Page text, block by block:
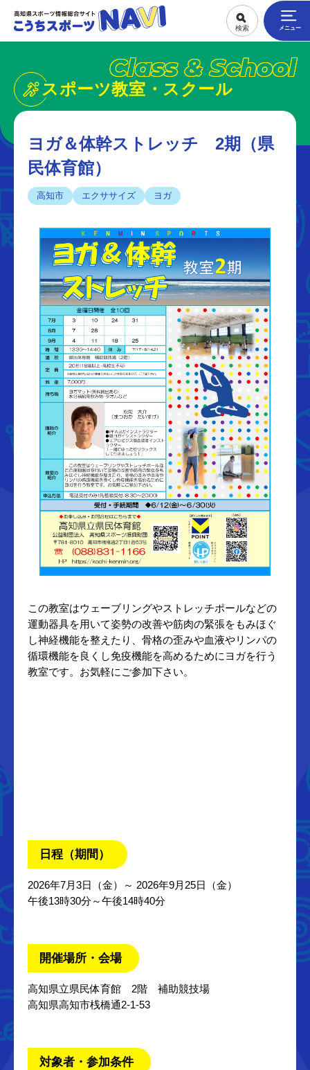
Class & School
スポーツ教室・スクール
ヨガ＆体幹ストレッチ 2期（県
民体育館）
高知市 エクササイズ ヨガ
この教室はウェーブリングやストレッチポールなどの
運動器具を用いて姿勢の改善や筋肉の緊張をもみほぐ
し神経機能を整えたり、骨格の歪みや血液やリンパの
循環機能を良くし免疫機能を高めるためにヨガを行う
教室です。お気軽にご参加下さい。
日程（期間）
2026年7月3日（金）～ 2026年9月25日（金）
午後13時30分～午後14時40分
開催場所・会場
高知県立県民体育館 2階 補助競技場
高知県高知市桟橋通2-1-53
対象者・参加条件